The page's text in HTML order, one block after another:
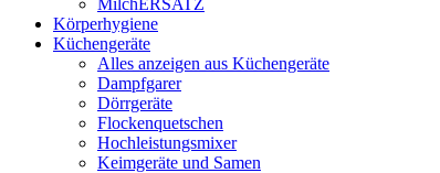
MilchERSATZ
Körperhygiene
Küchengeräte
Alles anzeigen aus Küchengeräte
Dampfgarer
Dörrgeräte
Flockenquetschen
Hochleistungsmixer
Keimgeräte und Samen